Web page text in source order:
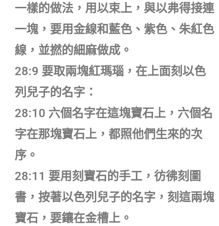
一樣的做法，用以束上，與以弗得接連
一塊，要用金線和藍色、紫色、朱紅色
線，並撚的細麻做成。
28:9 要取兩塊紅瑪瑙，在上面刻以色
列兒子的名字：
28:10 六個名字在這塊寶石上，六個名
字在那塊寶石上，都照他們生來的次
序。
28:11 要用刻寶石的手工，彷彿刻圖
書，按著以色列兒子的名字，刻這兩塊
寶石，要鑲在金槽上。